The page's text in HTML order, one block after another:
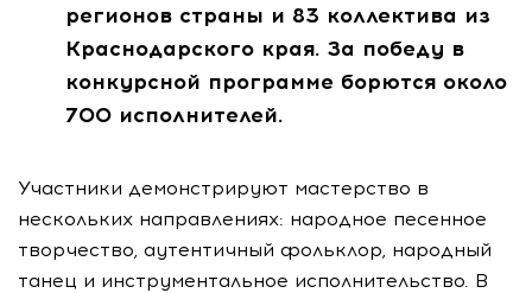
регионов страны и 83 коллектива из
Краснодарского края. За победу в
конкурсной программе борются около
700 исполнителей.
Участники демонстрируют мастерство в
нескольких направлениях: народное песенное
творчество, аутентичный фольклор, народный
танец и инструментальное исполнительство. В